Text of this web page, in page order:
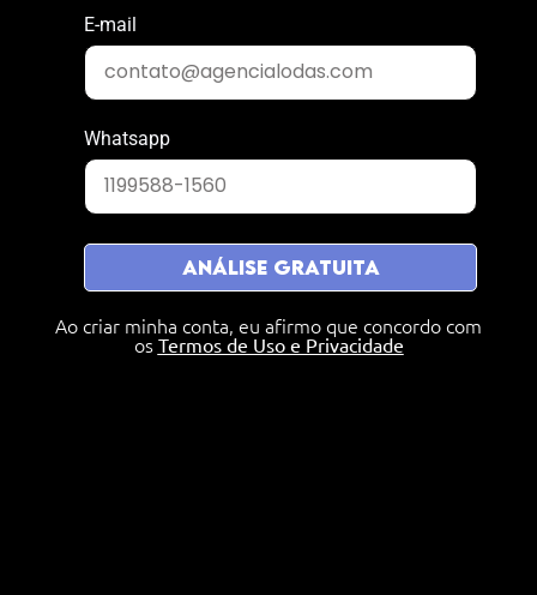
E-mail
Whatsapp
ANÁLISE GRATUITA
Ao criar minha conta, eu afirmo que concordo com
os Termos de Uso e Privacidade